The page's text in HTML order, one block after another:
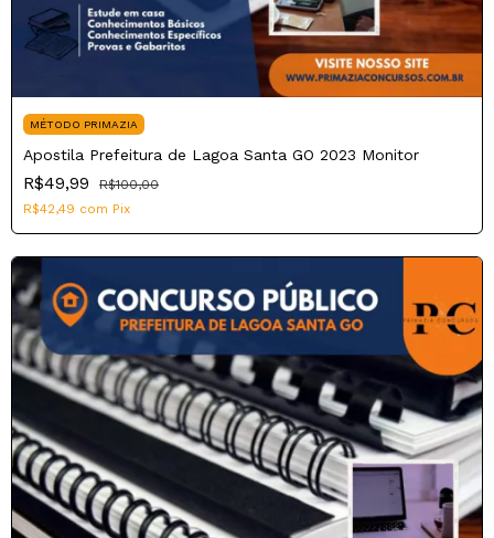
MÉTODO PRIMAZIA
Apostila Prefeitura de Lagoa Santa GO 2023 Monitor
R$49,99
R$100,00
R$42,49 com Pix